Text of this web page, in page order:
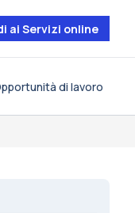
ai Servizi online
di lavoro